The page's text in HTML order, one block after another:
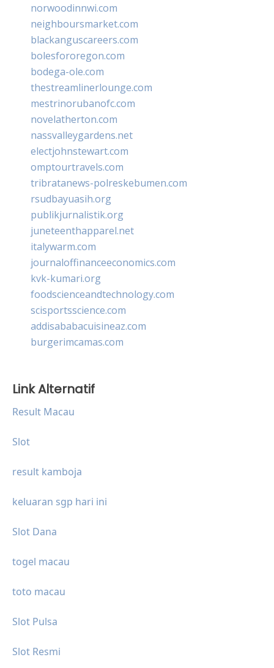
norwoodinnwi.com
neighboursmarket.com
blackanguscareers.com
bolesfororegon.com
bodega-ole.com
thestreamlinerlounge.com
mestrinorubanofc.com
novelatherton.com
nassvalleygardens.net
electjohnstewart.com
omptourtravels.com
tribratanews-polreskebumen.com
rsudbayuasih.org
publikjurnalistik.org
juneteenthapparel.net
italywarm.com
journaloffinanceeconomics.com
kvk-kumari.org
foodscienceandtechnology.com
scisportsscience.com
addisababacuisineaz.com
burgerimcamas.com
Link Alternatif
Result Macau
Slot
result kamboja
keluaran sgp hari ini
Slot Dana
togel macau
toto macau
Slot Pulsa
Slot Resmi